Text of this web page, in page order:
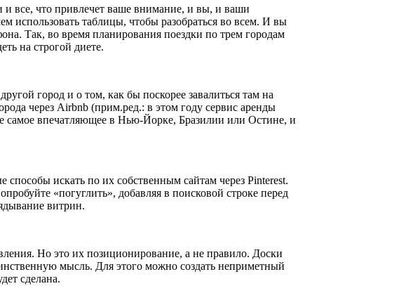
и все, что привлечет ваше внимание, и вы, и ваши
таблицы, чтобы разобраться во всем. И вы
Так, во время планирования поездки по трем городам
на строгой диете.
город и о том, как бы поскорее завалиться там на
через Airbnb (прим.ред.: в этом году сервис аренды
самое впечатляющее в Нью-Йорке, Бразилии или Остине, и
искать по их собственным сайтам через Pinterest.
«погуглить», добавляя в поисковой строке перед
витрин.
Но это их позиционирование, а не правило. Доски
мысль. Для этого можно создать неприметный
сделана.